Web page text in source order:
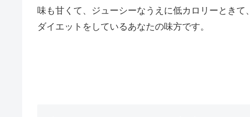
味も甘くて、ジューシーなうえに低カロリーときて、
ダイエットをしているあなたの味方です。